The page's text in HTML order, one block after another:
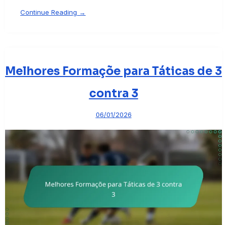
Continue Reading →
Melhores Formaçõe para Táticas de 3
contra 3
06/01/2026